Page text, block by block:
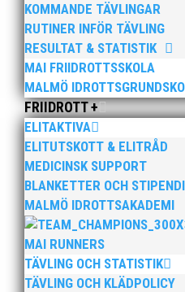
KOMMANDE TÄVLINGAR
RUTINER INFÖR TÄVLING
RESULTAT & STATISTIK
MAI FRIIDROTTSSKOLA
MALMÖ
FRIIDROTT +
ELITAKTIVA
ELITUTSKOTT & ELITRÅD
MEDICINSK SUPPORT
BLANKETTER OCH
MALMÖ IDROTTSAKADEMI
MAI RUNNERS
TÄVLING OCH STATISTIK
TÄVLING OCH KLÄDPOLICY
M65 Stav IVDM
1 Magnus
KV Höjd
1 Kristina
M60 Höjd
2 Stig
M65 Höjd
1 Lars-Erik
2 Magnus
M70 Höjd
KV Längd